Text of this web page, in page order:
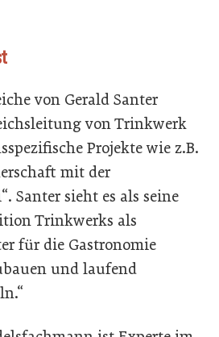
von Gerald Santer
von Trinkwerk
Projekte wie z.B.
mit der
Santer sieht es als seine
Trinkwerks als
für die Gastronomie
und laufend